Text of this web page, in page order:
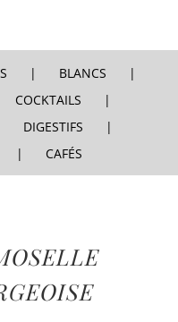
BLANCS
COCKTAILS
DIGESTIFS
CAFÉS